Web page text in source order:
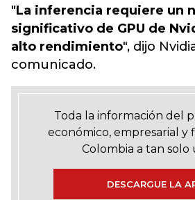
"La inferencia requiere un
significativo de GPU de
alto rendimiento", dijo
comunicado.
Toda la información del
económico, empresarial y
Colombia a tan solo
DESCARGUE LA